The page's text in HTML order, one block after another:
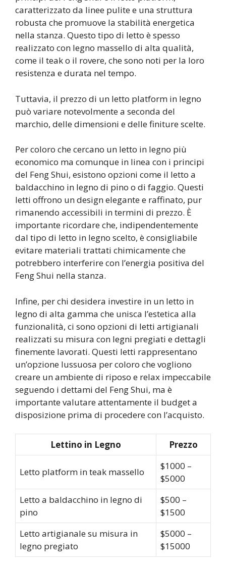
caratterizzato da linee pulite e una struttura
robusta che promuove la stabilità energetica
nella stanza. Questo tipo di letto è spesso
realizzato con legno massello di alta qualità,
come il teak o il rovere, che sono noti per la loro
resistenza e durata nel tempo.
Tuttavia, il prezzo di un letto platform in legno
può variare notevolmente a seconda del
marchio, delle dimensioni e delle finiture scelte.
Per coloro che cercano un letto in legno più
economico ma comunque in linea con i principi
del Feng Shui, esistono opzioni come il letto a
baldacchino in legno di pino o di faggio. Questi
letti offrono un design elegante e raffinato, pur
rimanendo accessibili in termini di prezzo. È
importante ricordare che, indipendentemente
dal tipo di letto in legno scelto, è consigliabile
evitare materiali trattati chimicamente che
potrebbero interferire con l’energia positiva del
Feng Shui nella stanza.
Infine, per chi desidera investire in un letto in
legno di alta gamma che unisca l’estetica alla
funzionalità, ci sono opzioni di letti artigianali
realizzati su misura con legni pregiati e dettagli
finemente lavorati. Questi letti rappresentano
un’opzione lussuosa per coloro che vogliono
creare un ambiente di riposo e relax impeccabile
seguendo i dettami del Feng Shui, ma è
importante valutare attentamente il budget a
disposizione prima di procedere con l’acquisto.
Lettino in Legno Prezzo
Letto platform in teak massello
$1000 –
$5000
Letto a baldacchino in legno di
pino
$500 –
$1500
Letto artigianale su misura in
legno pregiato
$5000 –
$15000